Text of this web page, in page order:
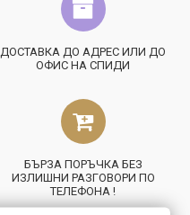
ДОСТАВКА ДО АДРЕС ИЛИ ДО
ОФИС НА СПИДИ
БЪРЗА ПОРЪЧКА БЕЗ
ИЗЛИШНИ РАЗГОВОРИ ПО
ТЕЛЕФОНА !